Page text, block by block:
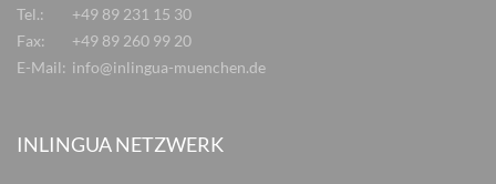
Tel.:
+49 89 231 15 30
Fax:
+49 89 260 99 20
E-Mail: info@inlingua-muenchen.de
INLINGUA NETZWERK